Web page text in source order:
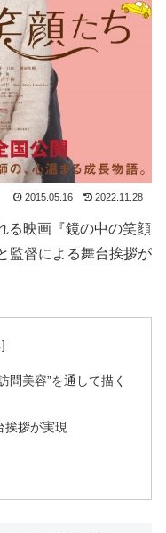
2015.05.16 2022.11.28
る映画『鏡の中の笑顔
監督による舞台挨拶が
問美容”を通して描く
挨拶が実現